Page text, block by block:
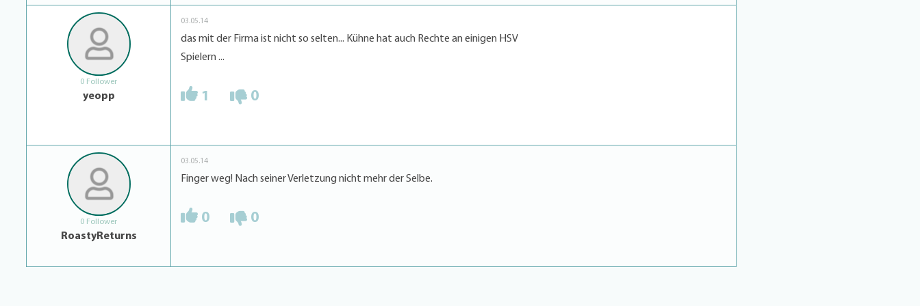
0 Follower
yeopp
03.05.14
das mit der Firma ist nicht so selten... Kühne hat auch Rechte an einigen HSV
Spielern ...
1 0
0 Follower
RoastyReturns
03.05.14
Finger weg! Nach seiner Verletzung nicht mehr der Selbe.
0 0